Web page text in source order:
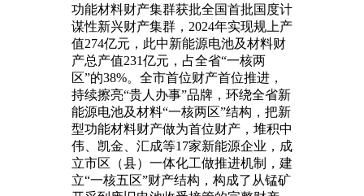
功能材料财产集群获批全国首批国度计
谋性新兴财产集群，2024年实现规上产
值274亿元，此中新能源电池及材料财
产总产值231亿元，占全省“一核两
区”的38%。全市首位财产首位推进，
持续擦亮“贵人办事”品牌，环绕全省新
能源电池及材料“一核两区”结构，把新
型功能材料财产做为首位财产，堆积中
伟、凯金、汇成等17家新能源企业，成
立市区（县）一体化工做推进机制，建
立“一核五区”财产结构，构成了从锰矿